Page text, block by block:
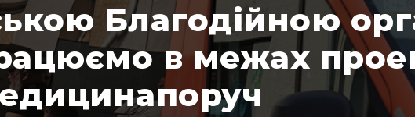
Благодійною
в межах